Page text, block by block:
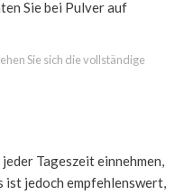
Sie bei Pulver auf
Sie sich die vollständige
Tageszeit einnehmen,
ist jedoch empfehlenswert,